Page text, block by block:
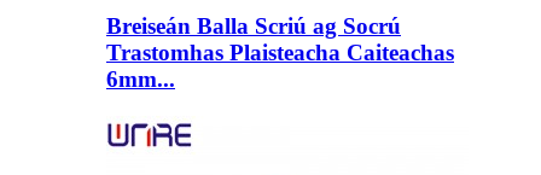
Breiseán Balla Scriú ag Socrú
Trastomhas Plaisteacha Caiteachas
6mm...